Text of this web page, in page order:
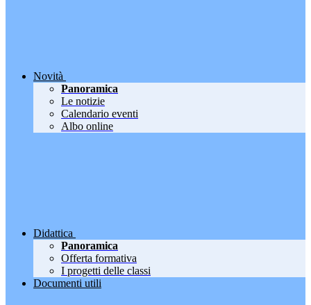
Novità
Panoramica
Le notizie
Calendario eventi
Albo online
Didattica
Panoramica
Offerta formativa
I progetti delle classi
Documenti utili